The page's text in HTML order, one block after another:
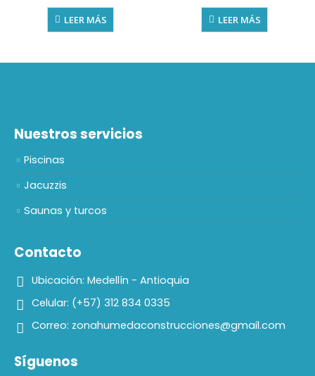
LEER MÁS LEER MÁS
Nuestros servicios
Piscinas
Jacuzzis
Saunas y turcos
Contacto
Ubicación: Medellín - Antioquia
Celular: (+57) 312 834 0335
Correo: zonahumedaconstrucciones@gmail.com
Síguenos